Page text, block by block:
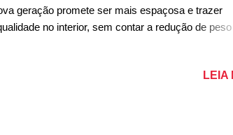
geração promete ser mais espaçosa e trazer
no interior, sem contar a redução de
grade frontal e faróis redesenhados. EmLEIA